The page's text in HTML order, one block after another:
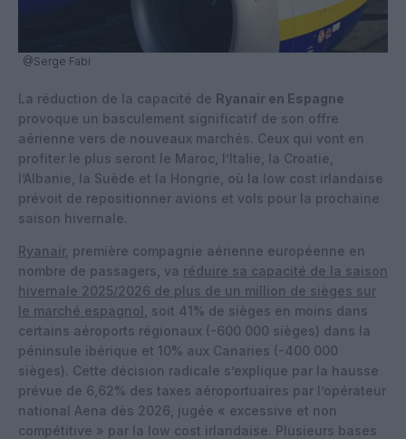
@Serge Fabi
La réduction de la capacité de Ryanair en Espagne
provoque un basculement significatif de son offre
aérienne vers de nouveaux marchés. Ceux qui vont en
profiter le plus seront le Maroc, l’Italie, la Croatie,
l’Albanie, la Suède et la Hongrie, où la low cost irlandaise
prévoit de repositionner avions et vols pour la prochaine
saison hivernale.
Ryanair, première compagnie aérienne européenne en
nombre de passagers, va réduire sa capacité de la saison
hivernale 2025/2026 de plus de un million de sièges sur
le marché espagnol
, soit 41% de sièges en moins dans
certains aéroports régionaux (-600 000 sièges) dans la
péninsule ibérique et 10% aux Canaries (-400 000
sièges). Cette décision radicale s’explique par la hausse
prévue de 6,62% des taxes aéroportuaires par l’opérateur
national Aena dès 2026, jugée « excessive et non
compétitive » par la low cost irlandaise. Plusieurs bases